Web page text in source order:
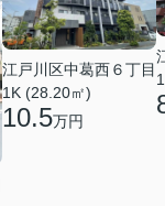
江戸川区中葛西６丁目
1K (28.20㎡)
10.5万円